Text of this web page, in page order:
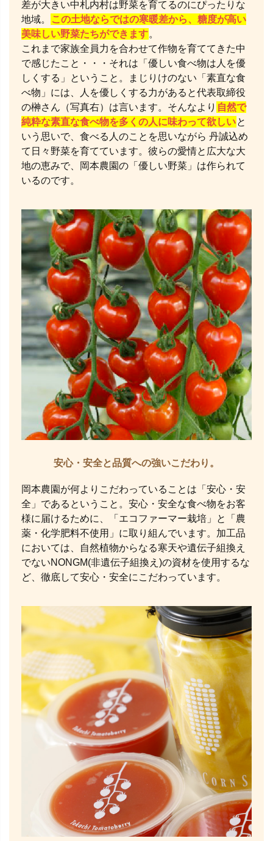
差が大きい中札内村は野菜を育てるのにぴったりな
地域。
この土地ならではの寒暖差から、糖度が高い
美味しい野菜たちができます。
これまで家族全員力を合わせて作物を育ててきた中
で感じたこと・・・それは「優しい食べ物は人を優
しくする」ということ。まじりけのない「素直な食
べ物」には、人を優しくする力があると代表取締役
の榊さん（写真右）は言います。そんなより 自然で
純粋な素直な食べ物を多くの人に味わって欲しいと
いう思いで、食べる人のことを思いながら 丹誠込め
て日々野菜を育てています。彼らの愛情と広大な大
地の恵みで、岡本農園の「優しい野菜」は作られて
いるのです。
安心・安全と品質への強いこだわり。
岡本農園が何よりこだわっていることは「安心・安
全」であるということ。安心・安全な食べ物をお客
様に届けるために、「エコファーマー栽培」と「農
薬・化学肥料不使用」に取り組んでいます。加工品
においては、自然植物からなる寒天や遺伝子組換え
でないNONGM(非遺伝子組換え)の資材を使用するな
ど、徹底して安心・安全にこだわっています。